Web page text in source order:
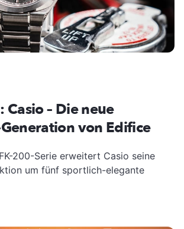
Casio – Die neue
von Edifice
200-Serie erweitert Casio seine
um fünf sportlich-elegante